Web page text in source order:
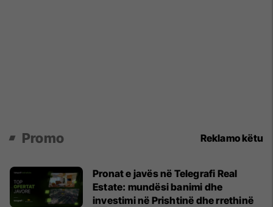
Promo Reklamo këtu
Pronat e javës në Telegrafi Real
Estate: mundësi banimi dhe
investimi në Prishtinë dhe rrethinë